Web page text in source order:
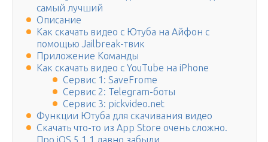
самый лучший
Описание
Как скачать видео с Ютуба на Айфон с
помощью Jailbreak-твик
Приложение Команды
Как скачать видео с YouTube на iPhone
Сервис 1: SaveFrome
Сервис 2: Telegram-боты
Сервис 3: pickvideo.net
Функции Ютуба для скачивания видео
Скачать что-то из App Store очень сложно.
Про iOS 5.1.1 давно забыли